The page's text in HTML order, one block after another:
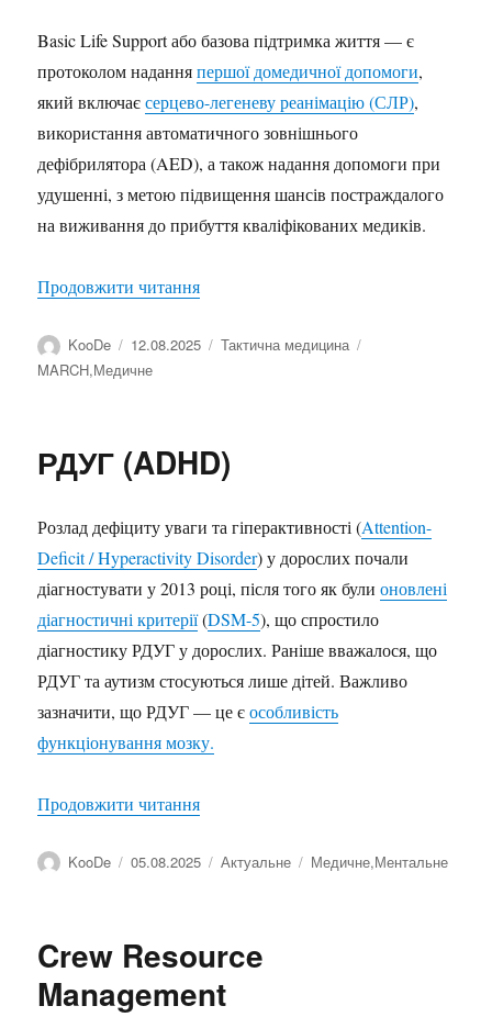
Basic Life Support або базова підтримка життя — є
протоколом наданняпершої домедичної допомоги,
який включаєсерцево-легеневу реанімацію (СЛР),
використання автоматичного зовнішнього
дефібрилятора (AED), а також надання допомоги при
удушенні, з метою підвищення шансів постраждалого
на виживання до прибуття кваліфікованих медиків.
Продовжити читання“Basic Life Support (BLS)”
Автор
KooDe Оприлюднено
12.08.2025 Категорії
Тактична медицина
MARCH,Медичне
РДУГ (ADHD)
Розлад дефіциту уваги та гіперактивності (Attention-
Deficit / Hyperactivity Disorder) у дорослих почали
діагностувати у 2013 році, після того як булионовлені
діагностичні критерії(DSM-5), що спростило
діагностику РДУГ у дорослих. Раніше вважалося, що
РДУГ та аутизм стосуються лише дітей. Важливо
зазначити, що РДУГ — це єособливість
функціонування мозку.
Продовжити читання“РДУГ (ADHD)”
Автор
KooDe Оприлюднено
05.08.2025 Категорії
Актуальне Позначки
Медичне,Ментальне
Crew Resource
Management